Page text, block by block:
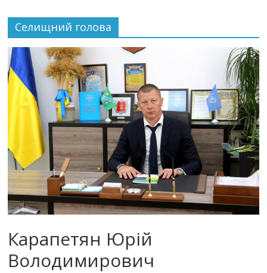
Селищний голова
Карапетян Юрій
Володимирович